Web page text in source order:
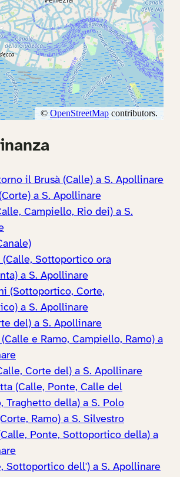
il Brusà (Calle) a S. Apollinare
a S. Apollinare
Campiello, Rio dei) a S.
(Calle, Sottoportico ora
a S. Apollinare
(Sottoportico, Corte,
a S. Apollinare
del) a S. Apollinare
e Ramo, Campiello, Ramo) a
Corte del) a S. Apollinare
(Calle, Ponte, Calle del
Traghetto della) a S. Polo
Ramo) a S. Silvestro
Ponte, Sottoportico della) a
Sottoportico dell') a S. Apollinare